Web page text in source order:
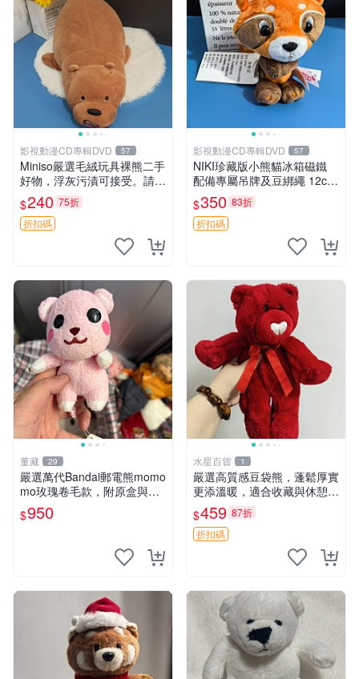
影視動漫CD專輯DVD 57
Miniso嚴選毛絨玩具裸熊二手
好物，浮灰污漬可接受。請詳
閱照片再下單，售出不退不
換。全新品相收藏推薦。 裸
熊 毛絨玩具 收藏
$240 75折
折扣碼
影視動漫CD專輯DVD 57
NIKI珍藏版小熊貓冰箱磁鐵
配備專屬吊牌及豆綁繩 12cm
廢品嚴選 好評推薦 小熊貓冰
箱貼 磁鐵掛件 冰箱飾品
$350 83折
折扣碼
董藏 29
嚴選萬代Bandai郵電熊momo
mo玫瑰卷毛款，附原盒與吊
牌，粉嫩可愛入手即柔軟～
玫瑰卷毛 郵電熊 正品
$950
水星百貨 1
嚴選高質感豆袋熊，蓬鬆厚實
更添溫暖，適合收藏與休憩。
前胸填充飽滿，背部亦具優雅
設計。 豆袋熊 保暖 溫柔 蓬
松
$459 87折
折扣碼